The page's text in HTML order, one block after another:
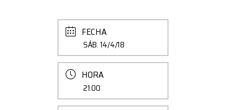
FECHA
SÁB. 14/4/18
HORA
21:00